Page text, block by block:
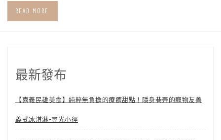
READ MORE
最新發布
【嘉義民雄美食】純粹無負擔的療癒甜點！隱身巷弄的寵物友善
義式冰淇淋-尋光小徑